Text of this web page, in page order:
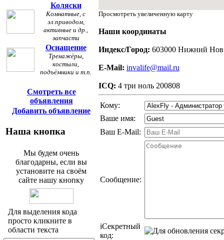
Коляски
Комнатные, с
эл.приводом,
активные и др.,
запчасти
Оснащение
Тренажёры,
костыли,
подъёмники и т.п.
Смотреть все
объявления
Добавить объявление
Наша кнопка
Мы будем очень
благодарны, если вы
установите на своём
сайте нашу кнопку
Для выделения кода
просто кликните в
области текста
Просмотреть увеличенную карту
Наши координаты
Индекс/Город: 603000 Нижний
E-Mail: invalife@mail.ru
ICQ: 4 три ноль 200808
Кому:
Ваше имя:
Ваш E-Mail:
Сообщение:
iСекретный
код: